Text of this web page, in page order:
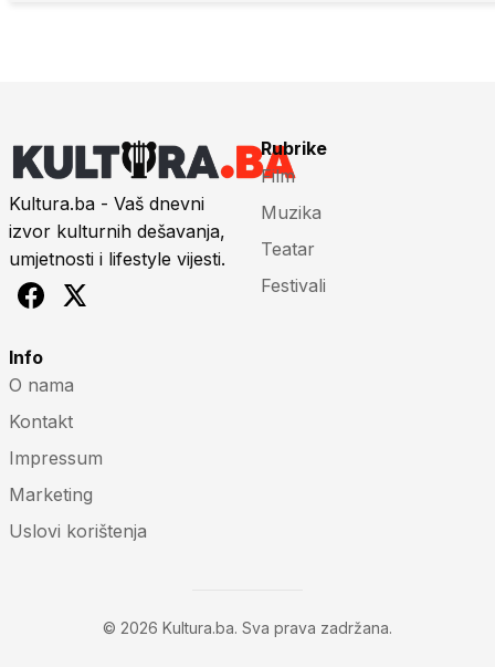
Kultura.ba - Vaš dnevni
izvor kulturnih dešavanja,
umjetnosti i lifestyle vijesti.
Rubrike
Film
Muzika
Teatar
Festivali
Info
O nama
Kontakt
Impressum
Marketing
Uslovi korištenja
© 2026 Kultura.ba. Sva prava zadržana.